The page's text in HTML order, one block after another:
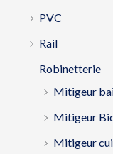
PVC
Rail
Robinetterie
Mitigeur
Mitigeur
Mitigeur